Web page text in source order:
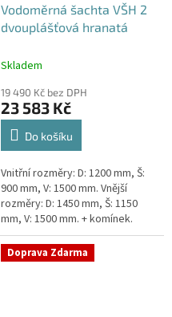
Vodoměrná šachta VŠH 2
dvouplášťová hranatá
Skladem
19 490 Kč bez DPH
23 583 Kč
Do košíku
Vnitřní rozměry: D: 1200 mm, Š:
900 mm, V: 1500 mm. Vnější
rozměry: D: 1450 mm, Š: 1150
mm, V: 1500 mm. + komínek.
Dvouplášťová vodoměrná šachta
- do míst se spodní...
Doprava Zdarma